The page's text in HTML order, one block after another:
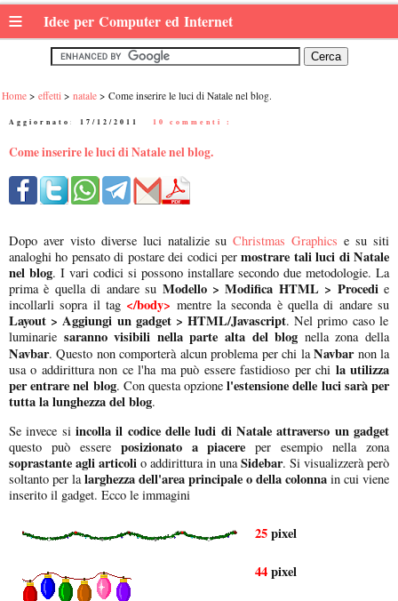
≡ Idee per Computer ed Internet
Home effetti natale Come inserire le luci di Natale nel blog.
Aggiornato: 17/12/2011 10 commenti :
Come inserire le luci di Natale nel blog.
Dopo aver visto diverse luci natalizie suChristmas Graphics e su siti
analoghi ho pensato di postare dei codici permostrare tali luci di Natale
nel blog. I vari codici si possono installare secondo due metodologie. La
prima è quella di andare su Modello > Modifica HTML > Procedie
incollarli sopra il tag </body> mentre la seconda è quella di andare su
Layout > Aggiungi un gadget > HTML/Javascript. Nel primo caso le
luminarie saranno visibili nella parte alta del blog nella zona della
Navbar. Questo non comporterà alcun problema per chi la Navbarnon la
usa o addirittura non ce l'ha ma può essere fastidioso per chi la utilizza
per entrare nel blog. Con questa opzionel'estensione delle luci sarà per
tutta la lunghezza del blog.
Se invece si incolla il codice delle ludi di Natale attraverso un gadget
questo può essere posizionato a piacere per esempio nella zona
soprastante agli articoli o addirittura in unaSidebar. Si visualizzerà però
soltanto per lalarghezza dell'area principale o della colonna in cui viene
inserito il gadget. Ecco le immagini
25pixel
44pixel